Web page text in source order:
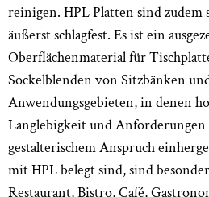
reinigen. HPL Platten sind zudem
äußerst schlagfest. Es ist ein
Oberflächenmaterial für
Sockelblenden von Sitzbänken
Anwendungsgebieten, in denen
Langlebigkeit und
gestalterischem Anspruch
mit HPL belegt sind, sind
Restaurant, Bistro, Café,